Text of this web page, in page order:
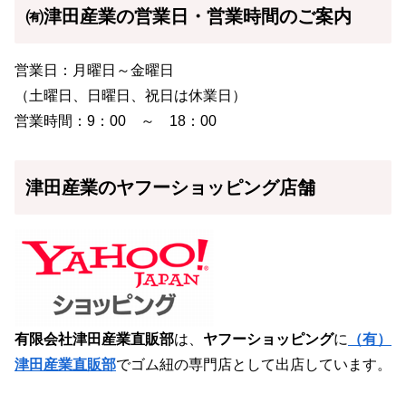
㈲津田産業の営業日・営業時間のご案内
営業日：月曜日～金曜日
（土曜日、日曜日、祝日は休業日）
営業時間：9：00 ～ 18：00
津田産業のヤフーショッピング店舗
有限会社津田産業直販部は、 ヤフーショッピングに
（有）
津田産業直販部でゴム紐の専門店として出店しています。